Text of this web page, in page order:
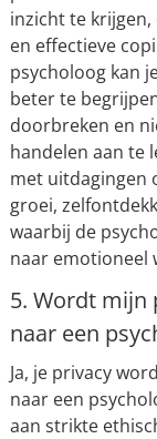
inzicht te
en effectieve
psycholoog kan
beter te
doorbreken en
handelen aan te
met uitdagingen
groei,
waarbij de
naar emotioneel
5. Wordt mijn
naar een
Ja, je privacy
naar een
aan strikte